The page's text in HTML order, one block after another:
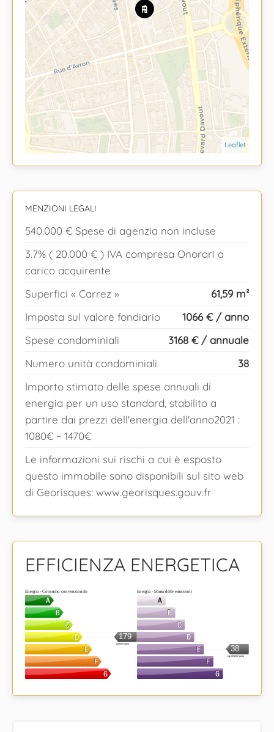
Leaflet
MENZIONI LEGALI
540.000 € Spese di agenzia non incluse
3.7% ( 20.000 € ) IVA compresa Onorari a
carico acquirente
Superfici « Carrez »
61,59 m²
Imposta sul valore fondiario
1066 € / anno
Spese condominiali
3168 € / annuale
Numero unità condominiali
38
Importo stimato delle spese annuali di
energia per un uso standard, stabilito a
partire dai prezzi dell'energia dell'anno2021 :
1080€ ~ 1470€
Le informazioni sui rischi a cui è esposto
questo immobile sono disponibili sul sito web
di Georisques: www.georisques.gouv.fr
EFFICIENZA ENERGETICA
Energia - Consumo convenzionale
179
kWh/m².anno
Energia - Stima delle emissioni
38
kg CO2/m².anno